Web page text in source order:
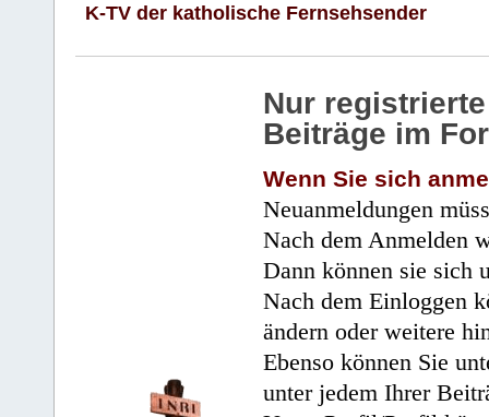
K-TV der katholische Fernsehsender
Nur
Beiträge im
Wenn Sie sich
Neuanmeldungen
Nach dem Anmelden
Dann können sie sich
Nach dem Einloggen
ändern oder weitere
Ebenso können Sie
unter jedem Ihrer